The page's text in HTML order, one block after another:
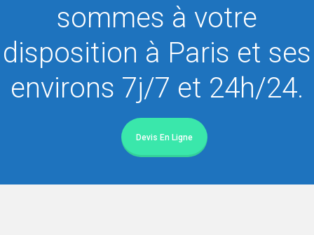
sommes à votre
disposition à Paris et ses
environs 7j/7 et 24h/24.
Devis En Ligne